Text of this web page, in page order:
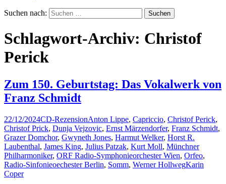
Suchen nach:
Schlagwort-Archiv: Christof
Perick
Zum 150. Geburtstag: Das Vokalwerk von
Franz Schmidt
22/12/2024CD-RezensionAnton Lippe, Capriccio, Christof Perick,
Christof Prick, Dunja Vejzovic, Ernst Märzendorfer, Franz Schmidt,
Grazer Domchor, Gwyneth Jones, Harmut Welker, Horst R.
Laubenthal, James King, Julius Patzak, Kurt Moll, Münchner
Philharmoniker, ORF Radio-Symphonieorchester Wien, Orfeo,
Radio-Sinfonieoechester Berlin, Somm, Werner HollwegKarin
Coper